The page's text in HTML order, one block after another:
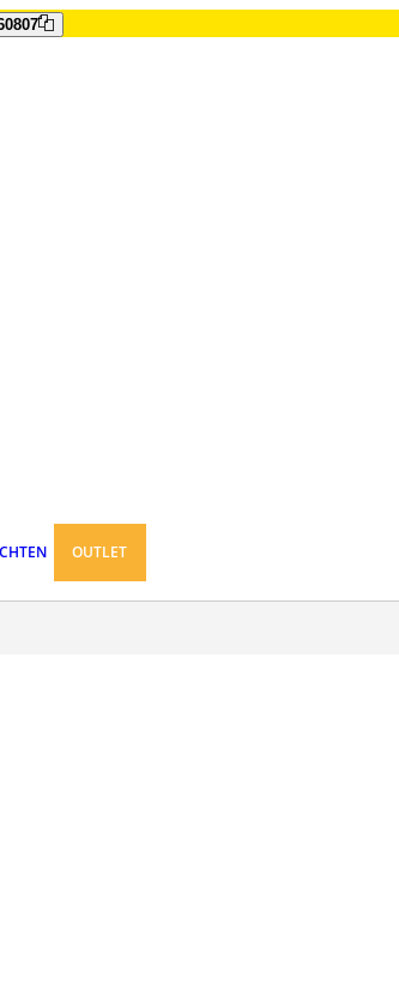
OUTLET